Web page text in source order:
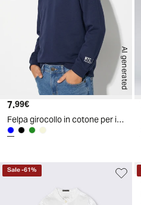
AI generated
Prezzo attuale
7.99€
Felpa girocollo in cotone per il tempo libero - Blu
Sale-61%